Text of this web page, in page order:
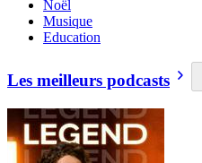
Noël
Musique
Education
Les meilleurs podcasts